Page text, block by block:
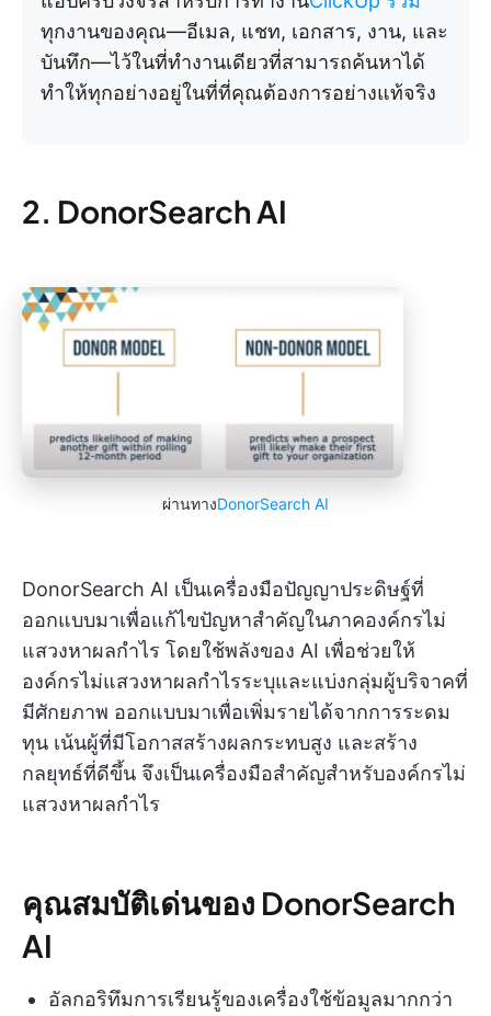
ทุกงานของคุณ—อีเมล, แชท, เอกสาร, งาน, และ
บันทึก—ไว้ในที่ทำงานเดียวที่สามารถค้นหาได้
ทำให้ทุกอย่างอยู่ในที่ที่คุณต้องการอย่างแท้จริง
2. DonorSearch AI
ผ่านทางDonorSearch AI
DonorSearch AI เป็นเครื่องมือปัญญาประดิษฐ์ที่
ออกแบบมาเพื่อแก้ไขปัญหาสำคัญในภาคองค์กรไม่
แสวงหาผลกำไร โดยใช้พลังของ AI เพื่อช่วยให้
องค์กรไม่แสวงหาผลกำไรระบุและแบ่งกลุ่มผู้บริจาคที่
มีศักยภาพ ออกแบบมาเพื่อเพิ่มรายได้จากการระดม
ทุน เน้นผู้ที่มีโอกาสสร้างผลกระทบสูง และสร้าง
กลยุทธ์ที่ดีขึ้น จึงเป็นเครื่องมือสำคัญสำหรับองค์กรไม่
แสวงหาผลกำไร
คุณสมบัติเด่นของ DonorSearch
AI
อัลกอริทึมการเรียนรู้ของเครื่องใช้ข้อมูลมากกว่า